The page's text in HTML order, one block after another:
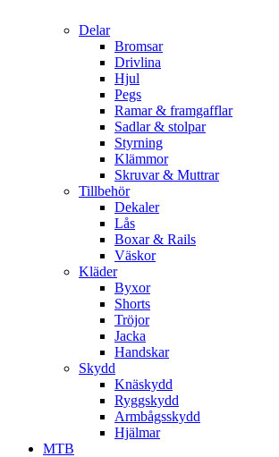
Delar
Bromsar
Drivlina
Hjul
Pegs
Ramar & framgafflar
Sadlar & stolpar
Styrning
Klämmor
Skruvar & Muttrar
Tillbehör
Dekaler
Lås
Boxar & Rails
Väskor
Kläder
Byxor
Shorts
Tröjor
Jacka
Handskar
Skydd
Knäskydd
Ryggskydd
Armbågsskydd
Hjälmar
MTB